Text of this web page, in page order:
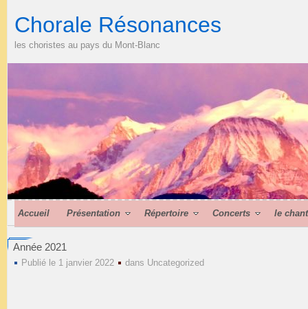
Chorale Résonances
les choristes au pays du Mont-Blanc
Accueil Présentation Répertoire Concerts le
Année 2021
Publié le 1 janvier 2022 dans Uncategorized